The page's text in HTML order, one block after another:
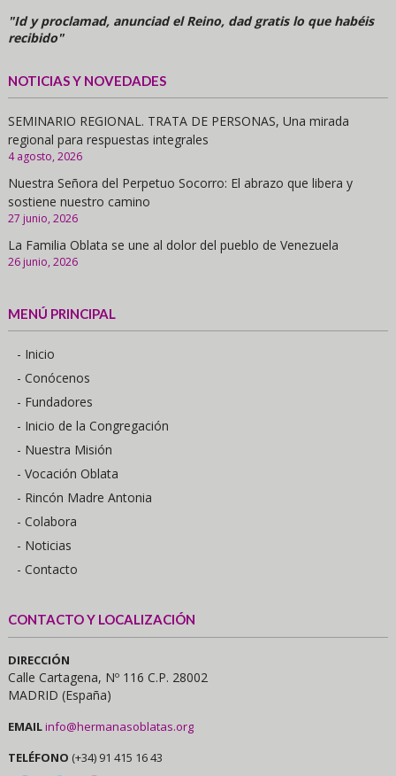
"Id y proclamad, anunciad el Reino, dad gratis lo que habéis
recibido"
NOTICIAS Y NOVEDADES
SEMINARIO REGIONAL. TRATA DE PERSONAS, Una mirada
regional para respuestas integrales
4 agosto, 2026
Nuestra Señora del Perpetuo Socorro: El abrazo que libera y
sostiene nuestro camino
27 junio, 2026
La Familia Oblata se une al dolor del pueblo de Venezuela
26 junio, 2026
MENÚ PRINCIPAL
- Inicio
- Conócenos
- Fundadores
- Inicio de la Congregación
- Nuestra Misión
- Vocación Oblata
- Rincón Madre Antonia
- Colabora
- Noticias
- Contacto
CONTACTO Y LOCALIZACIÓN
DIRECCIÓN
Calle Cartagena, Nº 116 C.P. 28002
MADRID (España)
EMAILinfo@hermanasoblatas.org
TELÉFONO (+34) 91 415 16 43